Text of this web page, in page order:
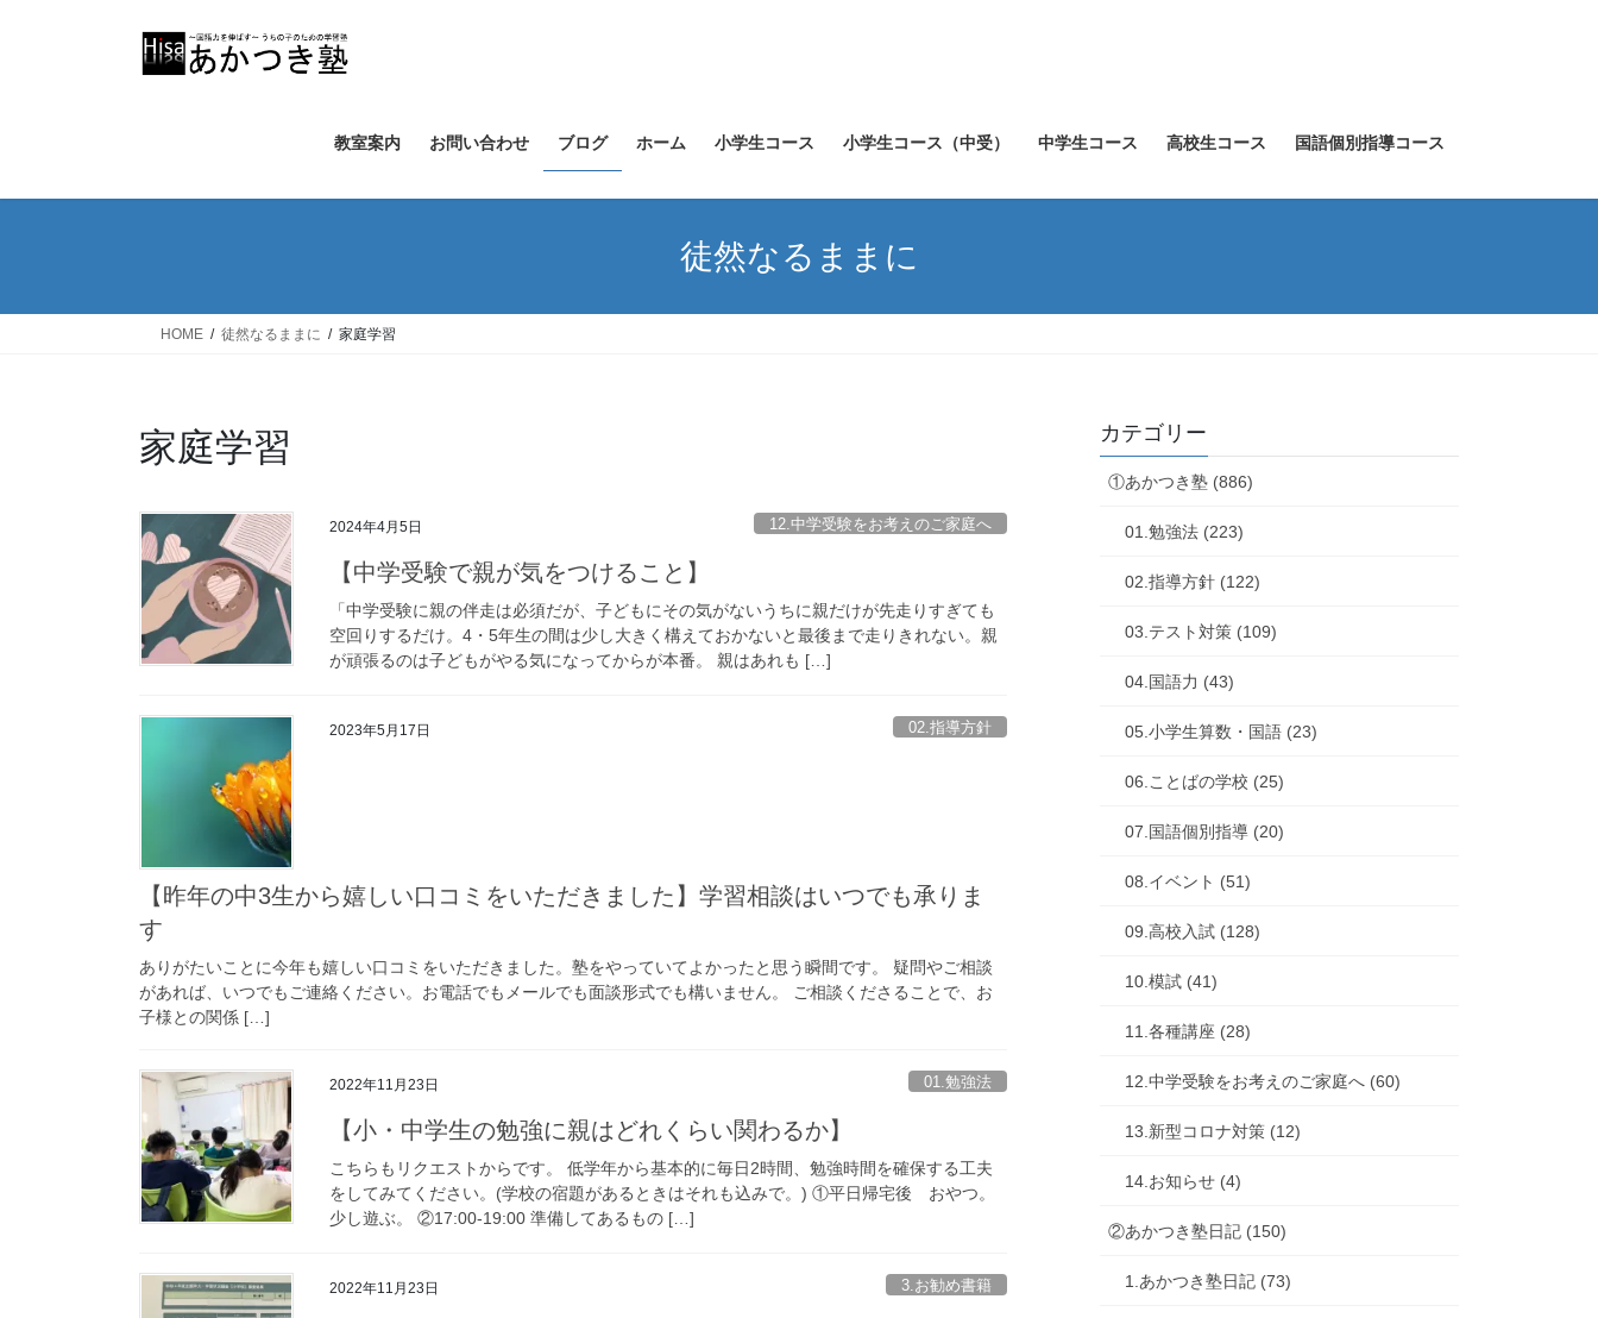
教室案内 お問い合わせ ブログ ホーム 小学生コース 小学生コース（中受） 中学生コース 高校生コース 国語個別指導コース
徒然なるままに
HOME 徒然なるままに 家庭学習
家庭学習
2024年4月5日 12.中学受験をお考えのご家庭へ
【中学受験で親が気をつけること】
「中学受験に親の伴走は必須だが、子どもにその気がないうちに親だけが先走りすぎても
空回りするだけ。4・5年生の間は少し大きく構えておかないと最後まで走りきれない。親
が頑張るのは子どもがやる気になってからが本番。 親はあれも […]
2023年5月17日 02.指導方針
【昨年の中3生から嬉しい口コミをいただきました】学習相談はいつでも承りま
す
ありがたいことに今年も嬉しい口コミをいただきました。塾をやっていてよかったと思う瞬間です。 疑問やご相談
があれば、いつでもご連絡ください。お電話でもメールでも面談形式でも構いません。 ご相談くださることで、お
子様との関係 […]
2022年11月23日 01.勉強法
【小・中学生の勉強に親はどれくらい関わるか】
こちらもリクエストからです。 低学年から基本的に毎日2時間、勉強時間を確保する工夫
をしてみてください。(学校の宿題があるときはそれも込みで。) ①平日帰宅後 おやつ。
少し遊ぶ。 ②17:00-19:00 準備してあるもの […]
2022年11月23日 3.お勧め書籍
カテゴリー
①あかつき塾 (886)
01.勉強法 (223)
02.指導方針 (122)
03.テスト対策 (109)
04.国語力 (43)
05.小学生算数・国語 (23)
06.ことばの学校 (25)
07.国語個別指導 (20)
08.イベント (51)
09.高校入試 (128)
10.模試 (41)
11.各種講座 (28)
12.中学受験をお考えのご家庭へ (60)
13.新型コロナ対策 (12)
14.お知らせ (4)
②あかつき塾日記 (150)
1.あかつき塾日記 (73)